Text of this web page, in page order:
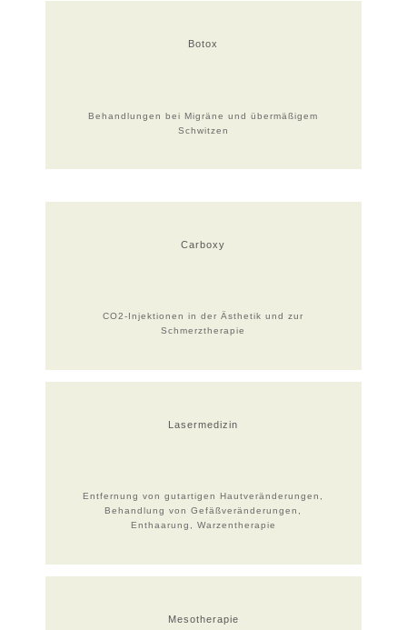
Botox
Behandlungen bei Migräne und übermäßigem
Schwitzen
Carboxy
CO2-Injektionen in der Ästhetik und zur
Schmerztherapie
Lasermedizin
Entfernung von gutartigen Hautveränderungen,
Behandlung von Gefäßveränderungen,
Enthaarung, Warzentherapie
Mesotherapie